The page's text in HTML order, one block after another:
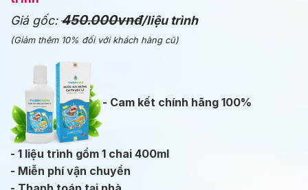
Giá gốc:450.000vnđ/liệu trình
(Giảm thêm 10% đối với khách hàng cũ)
- Cam kết chính hãng 100%
- 1 liệu trình gồm 1 chai 400ml
- Miễn phí vận chuyển